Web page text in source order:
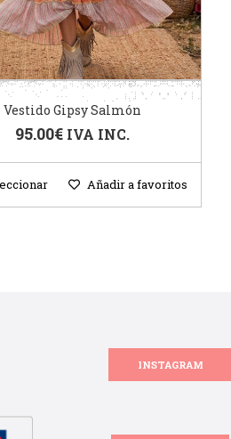
Vestido Gipsy Salmón
95.00€ IVA INC.
Añadir a favoritos
INSTAGRAM